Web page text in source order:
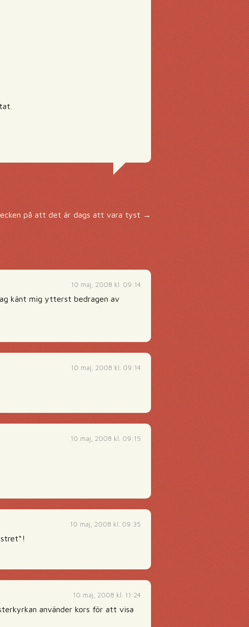
på att det är dags att vara tyst→
10 maj, 2008 kl. 09:14
känt mig ytterst bedragen av
10 maj, 2008 kl. 09:14
10 maj, 2008 kl. 09:15
10 maj, 2008 kl. 09:35
10 maj, 2008 kl. 11:24
använder kors för att visa